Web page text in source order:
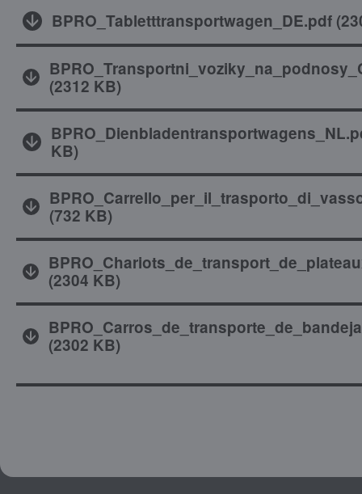
BPRO_Tabletttransportwagen_DE.pdf (
(2312 KB)
KB)
(732 KB)
(2304 KB)
(2302 KB)